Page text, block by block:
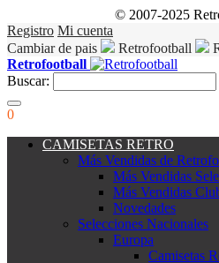
© 2007-2025
Registro Mi cuenta
Cambiar de pais
Retrofootball
Retrofootball
Buscar:
0
CAMISETAS RETRO
Más Vendidas de
Más Vendidas
Más Vendidas
Novedades
Selecciones Nacionales
Europa
Camisetas